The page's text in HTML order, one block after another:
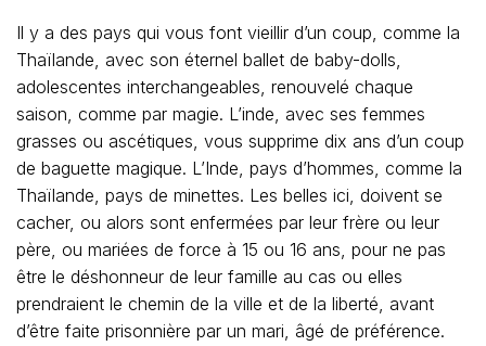
Il y a des pays qui vous font vieillir d’un coup, comme la
Thaïlande, avec son éternel ballet de baby-dolls,
adolescentes interchangeables, renouvelé chaque
saison, comme par magie. L’inde, avec ses femmes
grasses ou ascétiques, vous supprime dix ans d’un coup
de baguette magique. L’Inde, pays d’hommes, comme la
Thaïlande, pays de minettes. Les belles ici, doivent se
cacher, ou alors sont enfermées par leur frère ou leur
père, ou mariées de force à 15 ou 16 ans, pour ne pas
être le déshonneur de leur famille au cas ou elles
prendraient le chemin de la ville et de la liberté, avant
d’être faite prisonnière par un mari, âgé de préférence.